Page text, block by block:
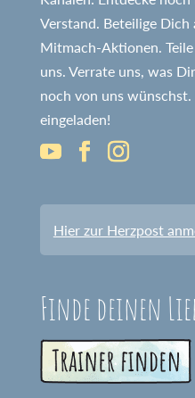
Verstand. Beteilige Dich
Mitmach-Aktionen.
uns. Verrate uns, was
noch von uns
eingeladen!
Hier zur Herzpost
Finde deinen